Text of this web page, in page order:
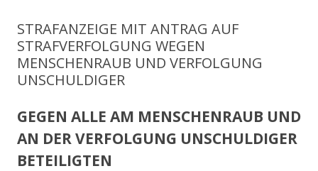
STRAFANZEIGE MIT ANTRAG AUF
STRAFVERFOLGUNG WEGEN
MENSCHENRAUB UND VERFOLGUNG
UNSCHULDIGER
GEGEN ALLE AM MENSCHENRAUB UND
AN DER VERFOLGUNG UNSCHULDIGER
BETEILIGTEN